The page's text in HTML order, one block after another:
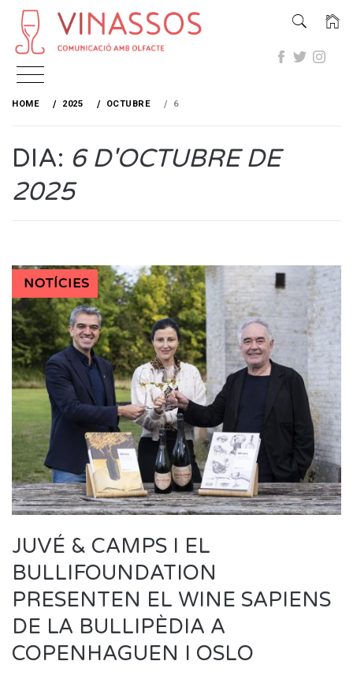
Skip
HOME 2025 OCTUBRE 6
DIA: 6 D'OCTUBRE DE
2025
NOTÍCIES
JUVÉ & CAMPS I EL
BULLIFOUNDATION
PRESENTEN EL WINE SAPIENS
DE LA BULLIPÈDIA A
COPENHAGUEN I OSLO